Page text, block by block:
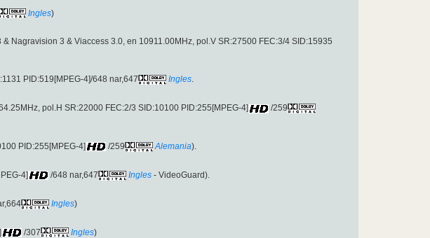
Ingles)
Nagravision 3 & Viaccess 3.0, en 10911.00MHz, pol.V SR:27500 FEC:3/4 SID:15935
PID:519[MPEG-4]/648 nar,647 Ingles.
pol.H SR:22000 FEC:2/3 SID:10100 PID:255[MPEG-4]
/259
PID:255[MPEG-4] /259 Alemania).
4] /648 nar,647 Ingles - VideoGuard).
Ingles)
/307 Ingles)